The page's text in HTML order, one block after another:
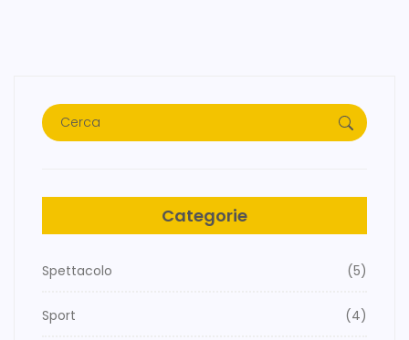
Categorie
Spettacolo (5)
Sport (4)